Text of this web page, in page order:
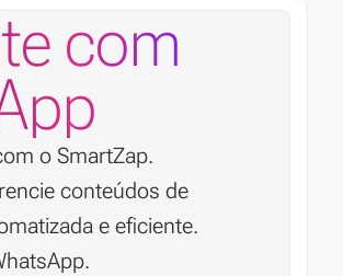
com
o SmartZap.
conteúdos de
e eficiente.